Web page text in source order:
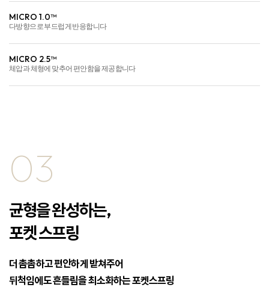
MICRO 1.0™
다방향으로 부드럽게 반응합니다
MICRO 2.5™
체압과 체형에 맞추어 편안함을 제공합니다
03
균형을 완성하는,
포켓 스프링
더 촘촘하고 편안하게 받쳐주어
뒤척임에도 흔들림을 최소화하는 포켓스프링